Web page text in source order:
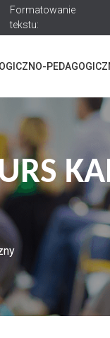
Formatowanie
tekstu: